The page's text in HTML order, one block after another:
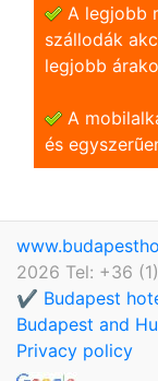
A legjobb
szállodák
legjobb
A
és
2026 Tel: +36
✔️ Budapest
Budapest and
Privacy policy